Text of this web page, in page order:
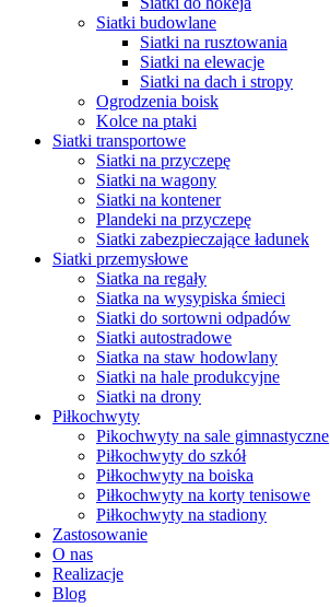
Siatki budowlane
Siatki na rusztowania
Siatki na elewacje
Siatki na dach i stropy
Ogrodzenia boisk
Kolce na ptaki
Siatki transportowe
Siatki na przyczepę
Siatki na wagony
Siatki na kontener
Plandeki na przyczepę
Siatki zabezpieczające ładunek
Siatki przemysłowe
Siatka na regały
Siatka na wysypiska śmieci
Siatki do sortowni odpadów
Siatki autostradowe
Siatka na staw hodowlany
Siatki na hale produkcyjne
Siatki na drony
Piłkochwyty
Pikochwyty na sale gimnastyczne
Piłkochwyty do szkół
Piłkochwyty na boiska
Piłkochwyty na korty tenisowe
Piłkochwyty na stadiony
Zastosowanie
O nas
Realizacje
Blog